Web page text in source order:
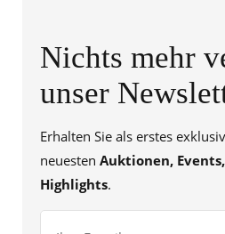
Nichts mehr
unser
Erhalten Sie als erstes
neuesten Auktionen,
Highlights.